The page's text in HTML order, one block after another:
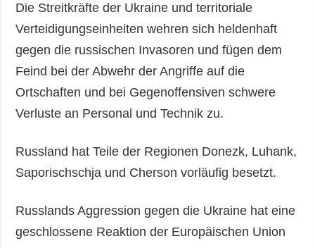
Die Streitkräfte der Ukraine und territoriale
Verteidigungseinheiten wehren sich heldenhaft
gegen die russischen Invasoren und fügen dem
Feind bei der Abwehr der Angriffe auf die
Ortschaften und bei Gegenoffensiven schwere
Verluste an Personal und Technik zu.
Russland hat Teile der Regionen Donezk, Luhank,
Saporischschja und Cherson vorläufig besetzt.
Russlands Aggression gegen die Ukraine hat eine
geschlossene Reaktion der Europäischen Union